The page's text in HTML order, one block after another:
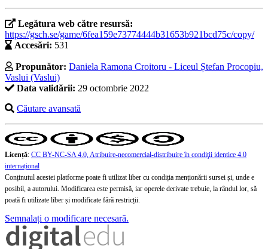
Legătura web către resursă:
https://gsch.se/game/6fea159e73774444b31653b921bcd75c/copy/
Accesări: 531
Propunător: Daniela Ramona Croitoru - Liceul Ștefan Procopiu,
Vaslui (Vaslui)
Data validării: 29 octombrie 2022
Căutare avansată
Licență: CC BY-NC-SA 4.0, Atribuire-necomercial-distribuire în condiţii identice 4.0
internațional
Conținutul acestei platforme poate fi utilizat liber cu condiția menționării sursei și, unde e
posibil, a autorului. Modificarea este permisă, iar operele derivate trebuie, la rândul lor, să
poată fi utilizate liber și modificate fără restricții.
Semnalați o modificare necesară.